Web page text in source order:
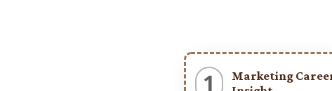
Marketing
1